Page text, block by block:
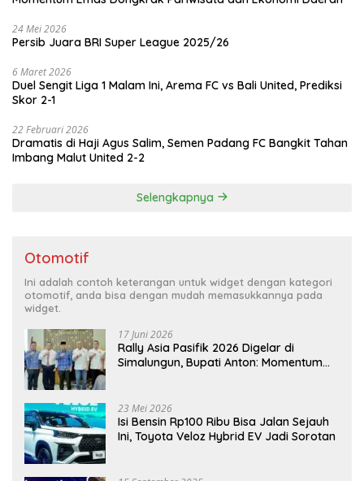
24 Mei 2026
Persib Juara BRI Super League 2025/26
6 Maret 2026
Duel Sengit Liga 1 Malam Ini, Arema FC vs Bali United, Prediksi
Skor 2-1
22 Februari 2026
Dramatis di Haji Agus Salim, Semen Padang FC Bangkit Tahan
Imbang Malut United 2-2
Selengkapnya
Otomotif
Ini adalah contoh keterangan untuk widget dengan kategori
otomotif, anda bisa dengan mudah memasukkannya pada
widget.
17 Juni 2026
Rally Asia Pasifik 2026 Digelar di
Simalungun, Bupati Anton: Momentum
23 Mei 2026
Isi Bensin Rp100 Ribu Bisa Jalan Sejauh
Ini, Toyota Veloz Hybrid EV Jadi Sorotan